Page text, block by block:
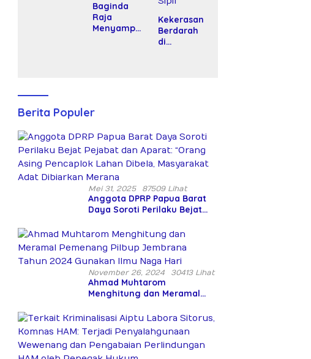
Baginda
Raja
Menyampa
Kekerasan
Berdarah
di
Berita Populer
Mei 31, 2025 87509 Lihat
Anggota DPRP Papua Barat
Daya Soroti Perilaku Bejat
Asing Pencaplok Lahan
Dibela, Masyarakat Adat
Dibiarkan Merana
November 26, 2024 30413 Lihat
Ahmad Muhtarom
Menghitung dan Meramal
Tahun 2024 Gunakan Ilmu
Naga Hari